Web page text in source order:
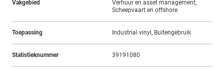
Vakgebied
Verhuur en asset management,
Scheepvaart en offshore
Toepassing Industrial vinyl, Buitengebruik
Statistieknummer 39191080